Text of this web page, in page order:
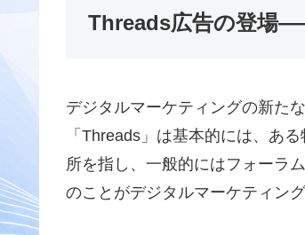
Threads広告の登場
デジタルマーケティングの新た
「Threads」は基本的には、あ
所を指し、一般的にはフォーラ
のことがデジタルマーケティン